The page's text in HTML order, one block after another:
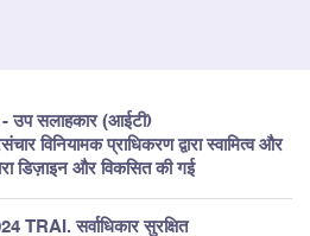
उप सलाहकार (आईटी)
विनियामक प्राधिकरण द्वारा स्वामित्व और
डिज़ाइन और विकसित की गई
TRAI. सर्वाधिकार सुरक्षित